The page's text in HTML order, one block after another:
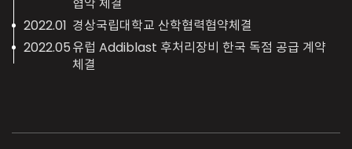
2022.01 경상국립대학교 산학협력협약체결
2022.05유럽 Addiblast 후처리장비 한국 독점 공급 계약
체결